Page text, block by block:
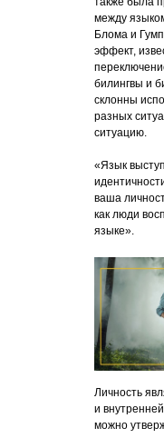
между
Блома и
эффект,
билингвы и
склонны
разных
ситуацию.
«Язык
ваша
как люди
языке».
Личность
и
можно